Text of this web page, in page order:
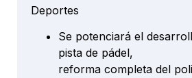
Deportes
Se potenciará el
pista de pádel,
reforma completa del